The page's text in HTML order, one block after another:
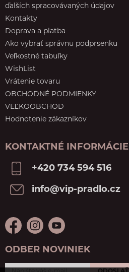
ďalších spracovávaných údajov
Kontakty
Doprava a platba
Ako vybrať správnu podprsenku
Veľkostné tabuľky
WishList
Vrátenie tovaru
OBCHODNÉ PODMIENKY
VEĽKOOBCHOD
Hodnotenie zákazníkov
KONTAKTNÉ INFORMÁCIE
+420 734 594 516
info@vip-pradlo.cz
ODBER NOVINIEK